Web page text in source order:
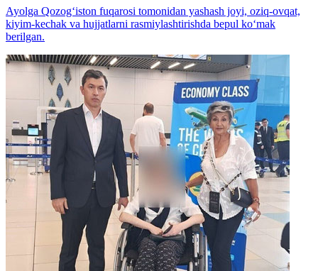
Ayolga Qozog‘iston fuqarosi tomonidan yashash joyi, oziq-ovqat,
kiyim-kechak va hujjatlarni rasmiylashtirishda bepul ko‘mak
berilgan.